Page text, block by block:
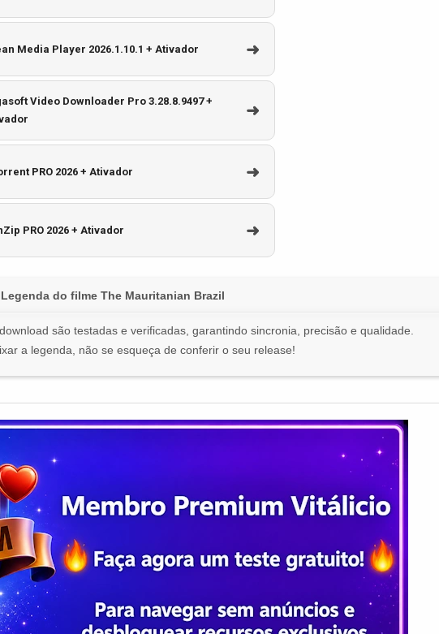
Media Player 2026.1.10.1 + Ativador ➜
Video Downloader Pro 3.28.8.9497 +
➜
PRO 2026 + Ativador ➜
PRO 2026 + Ativador ➜
Legenda do filme The Mauritanian Brazil
são testadas e verificadas, garantindo sincronia, precisão e qualidade.
a legenda, não se esqueça de conferir o seu release!